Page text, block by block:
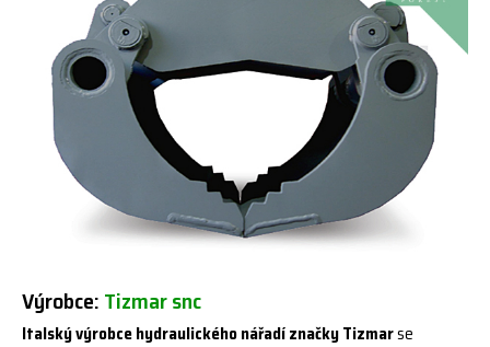
Výrobce:Tizmar snc
Italský výrobce hydraulického nářadí značky Tizmarse